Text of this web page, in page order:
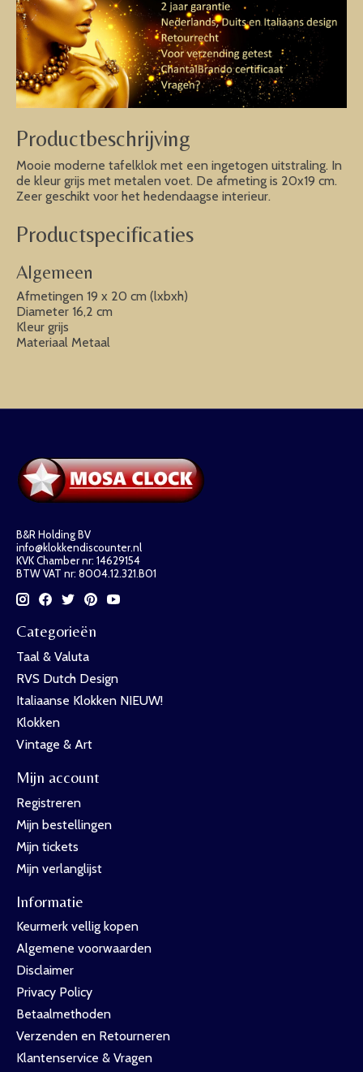
Productbeschrijving
Mooie moderne tafelklok met een ingetogen uitstraling. In
de kleur grijs met metalen voet. De afmeting is 20x19 cm.
Zeer geschikt voor het hedendaagse interieur.
Productspecificaties
Algemeen
Afmetingen 19 x 20 cm (lxbxh)
Diameter 16,2 cm
Kleur grijs
Materiaal Metaal
B&R Holding BV
info@klokkendiscounter.nl
KVK Chamber nr: 14629154
BTW VAT nr: 8004.12.321.B01
Categorieën
Taal & Valuta
RVS Dutch Design
Italiaanse Klokken NIEUW!
Klokken
Vintage & Art
Mijn account
Registreren
Mijn bestellingen
Mijn tickets
Mijn verlanglijst
Informatie
Keurmerk vellig kopen
Algemene voorwaarden
Disclaimer
Privacy Policy
Betaalmethoden
Verzenden en Retourneren
Klantenservice & Vragen